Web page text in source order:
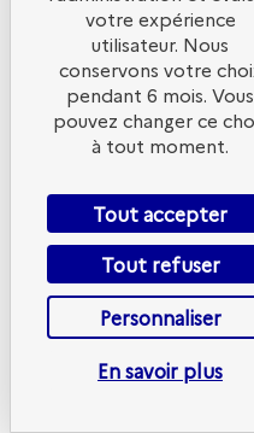
ADEME
Powered by
votre expérience
utilisateur. Nous
conservons votre
pendant 6 mois. Vous
pouvez changer ce
à tout moment.
Tout accepter
Tout refuser
Personnaliser
En savoir plus